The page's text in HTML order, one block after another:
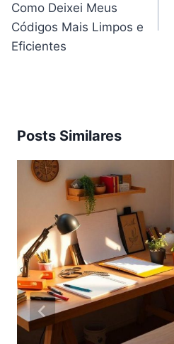
Como Deixei Meus
Códigos Mais Limpos e
Eficientes
Posts Similares